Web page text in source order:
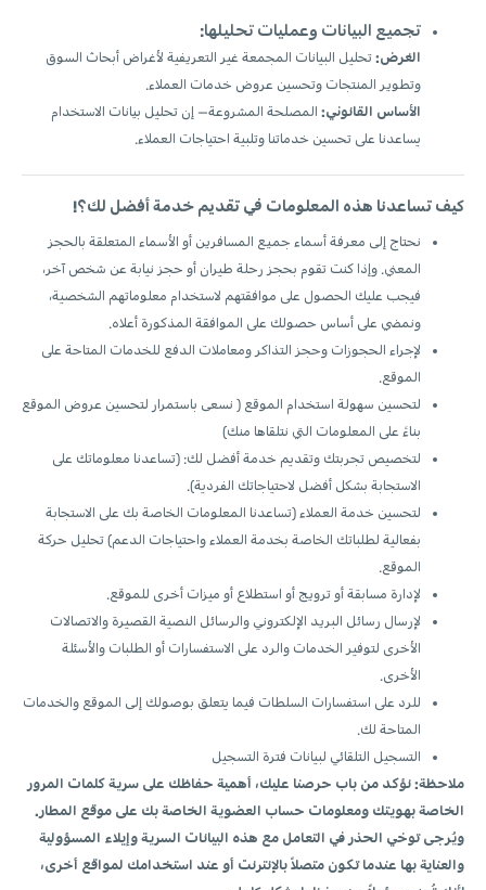
تجميع البيانات وعمليات تحليلها:
الغرض: تحليل البيانات المجمعة غير التعريفية لأغراض أبحاث السوق
وتطوير المنتجات وتحسين عروض خدمات العملاء.
الأساس القانوني: المصلحة المشروعة— إن تحليل بيانات الاستخدام
يساعدنا على تحسين خدماتنا وتلبية احتياجات العملاء.
كيف تساعدنا هذه المعلومات في تقديم خدمة أفضل لك؟!
نحتاج إلى معرفة أسماء جميع المسافرين أو الأسماء المتعلقة بالحجز
المعني. وإذا كنت تقوم بحجز رحلة طيران أو حجز نيابة عن شخص آخر،
فيجب عليك الحصول على موافقتهم لاستخدام معلوماتهم الشخصية،
ونمضي على أساس حصولك على الموافقة المذكورة أعلاه.
لإجراء الحجوزات وحجز التذاكر ومعاملات الدفع للخدمات المتاحة على
الموقع.
لتحسين سهولة استخدام الموقع ( نسعى باستمرار لتحسين عروض الموقع
بناءً على المعلومات التي نتلقاها منك)
لتخصيص تجربتك وتقديم خدمة أفضل لك: (تساعدنا معلوماتك على
الاستجابة بشكل أفضل لاحتياجاتك الفردية).
لتحسين خدمة العملاء (تساعدنا المعلومات الخاصة بك على الاستجابة
بفعالية لطلباتك الخاصة بخدمة العملاء واحتياجات الدعم) تحليل حركة
الموقع.
لإدارة مسابقة أو ترويج أو استطلاع أو ميزات أخرى للموقع.
لإرسال رسائل البريد الإلكتروني والرسائل النصية القصيرة والاتصالات
الأخرى لتوفير الخدمات والرد على الاستفسارات أو الطلبات والأسئلة
الأخرى.
للرد على استفسارات السلطات فيما يتعلق بوصولك إلى الموقع والخدمات
المتاحة لك.
التسجيل التلقائي لبيانات فترة التسجيل
ملاحظة: نؤكد من باب حرصنا عليك، أهمية حفاظك على سرية كلمات المرور
الخاصة بهويتك ومعلومات حساب العضوية الخاصة بك على موقع المطار.
ويُرجى توخي الحذر في التعامل مع هذه البيانات السرية وإيلاء المسؤولية
والعناية بها عندما تكون متصلاً بالإنترنت أو عند استخدامك لمواقع أخرى،